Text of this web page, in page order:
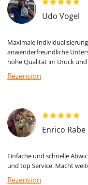
Udo Vogel
Maximale
anwenderfreundliche
hohe Qualität im Druck und
Rezension
Enrico Rabe
Einfache und schnelle
und top Service. Macht
Rezension